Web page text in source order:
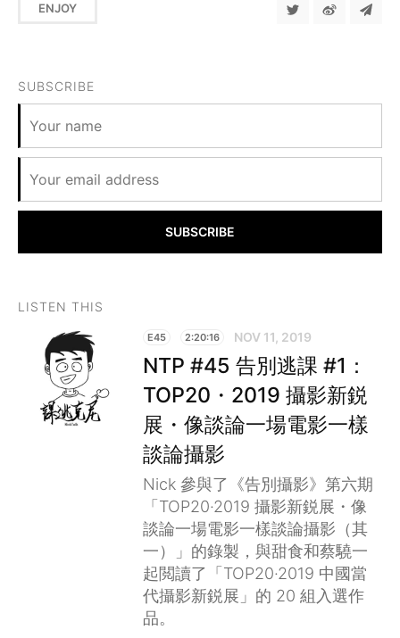
ENJOY
SUBSCRIBE
SUBSCRIBE
LISTEN THIS
E45 2:20:16 NOV 11, 2019
NTP #45 告別逃課 #1：
TOP20・2019 攝影新鋭
展・像談論一場電影一樣
談論攝影
Nick 參與了《告別攝影》第六期
「TOP20·2019 攝影新鋭展・像
談論一場電影一樣談論攝影（其
一）」的錄製，與甜食和蔡驍一
起閲讀了「TOP20·2019 中國當
代攝影新鋭展」的 20 組入選作
品。